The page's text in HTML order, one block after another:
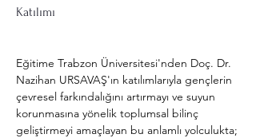
Katılımı
Eğitime Trabzon Üniversitesi'nden Doç. Dr.
Nazihan URSAVAŞ'ın katılımlarıyla gençlerin
çevresel farkındalığını artırmayı ve suyun
korunmasına yönelik toplumsal bilinç
geliştirmeyi amaçlayan bu anlamlı yolculukta;